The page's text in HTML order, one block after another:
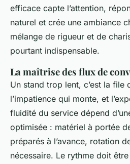
efficace capte l’attention,
naturel et crée une ambiance
mélange de rigueur et de
pourtant indispensable.
La maîtrise des flux de
Un stand trop lent, c’est la file
l’impatience qui monte, et
fluidité du service dépend
optimisée : matériel à portée
préparés à l’avance, rotation
nécessaire. Le rythme doit